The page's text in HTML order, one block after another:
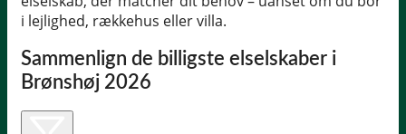
i lejlighed, rækkehus eller villa.
Sammenlign de billigste elselskaber i
Brønshøj 2026